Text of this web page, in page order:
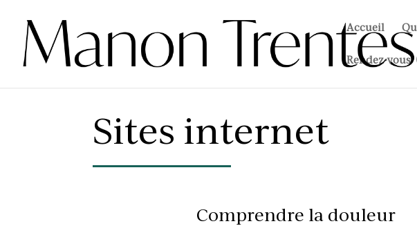
Accueil
Rendez-vous
Sites internet
Comprendre la douleur